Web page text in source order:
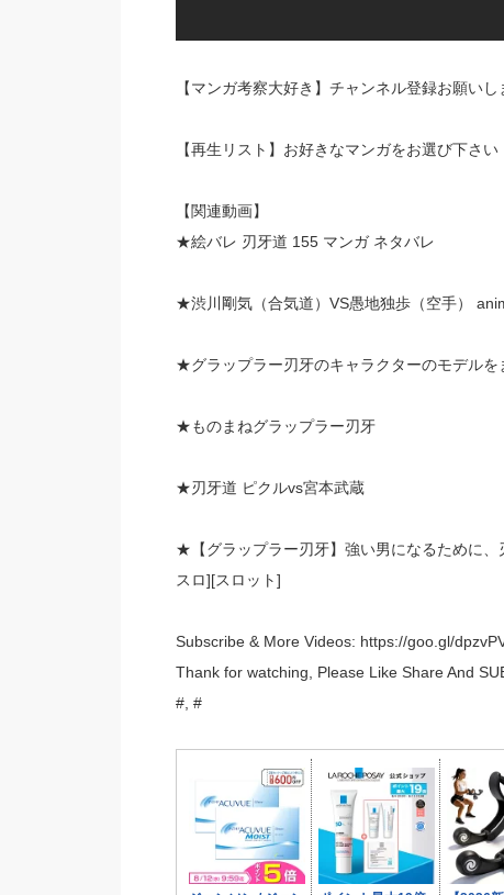
【マンガ考察大好き】チャンネル登録お願いし
【再生リスト】お好きなマンガをお選び下さい
【関連動画】
★絵バレ 刃牙道 155 マンガ ネタバレ
★渋川剛気（合気道）VS愚地独歩（空手）
★グラップラー刃牙のキャラクターのモデルを
★ものまねグラップラー刃牙
★刃牙道 ピクルvs宮本武蔵
★【グラップラー刃牙】強い男になるために
スロ][スロット]
Subscribe & More Videos: https://goo.gl/
Thank for watching, Please Like Share And
#, #